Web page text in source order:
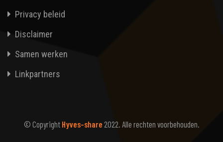
Privacy beleid
Disclaimer
Samen werken
Linkpartners
© Copyright Hyves-share 2022. Alle rechten voorbehouden.